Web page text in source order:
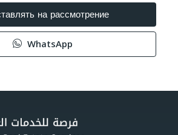
на рассмотрение
WhatsApp